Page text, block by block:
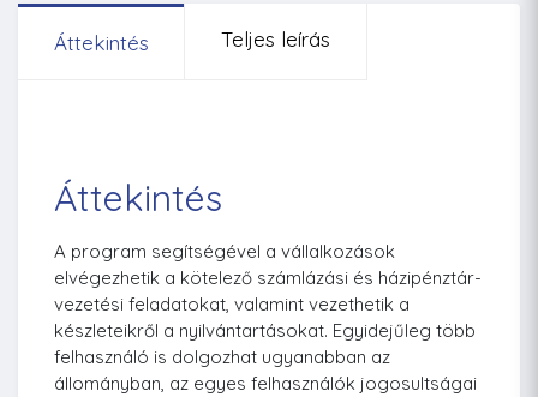
Áttekintés Teljes leírás
Áttekintés
A program segítségével a vállalkozások
elvégezhetik a kötelező számlázási és házipénztár-
vezetési feladatokat, valamint vezethetik a
készleteikről a nyilvántartásokat. Egyidejűleg több
felhasználó is dolgozhat ugyanabban az
állományban, az egyes felhasználók jogosultságai